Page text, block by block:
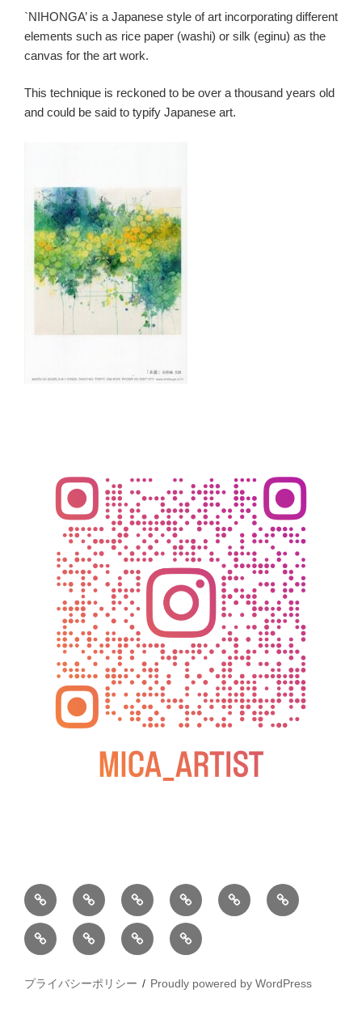
`NIHONGA’ is a Japanese style of art incorporating different
elements such as rice paper (washi) or silk (eginu) as the
canvas for the art work.
This technique is reckoned to be over a thousand years old
and could be said to typify Japanese art.
BLOG
教
室
の
ご
お
問
い
合
動
画
過
去
展
2025
松
座
松
屋
小
松
2026
年
2025
年
プライバシーポリシー Proudly powered by WordPress